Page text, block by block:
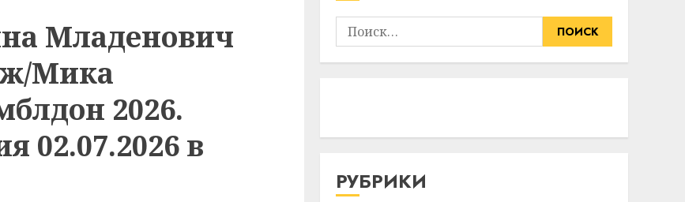
Младенович
Мика
2026.
02.07.2026 в
Найти:
РУБРИКИ